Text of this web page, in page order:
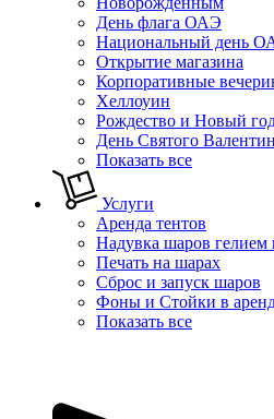
День флага ОАЭ
Национальный день
Открытие магазина
Корпоративные
Хеллоуин
Рождество и Новый
День Святого
Показать все
Услуги
Аренда тентов
Надувка шаров гелием
Печать на шарах
Сброс и запуск шаров
Фоны и Стойки в
Показать все